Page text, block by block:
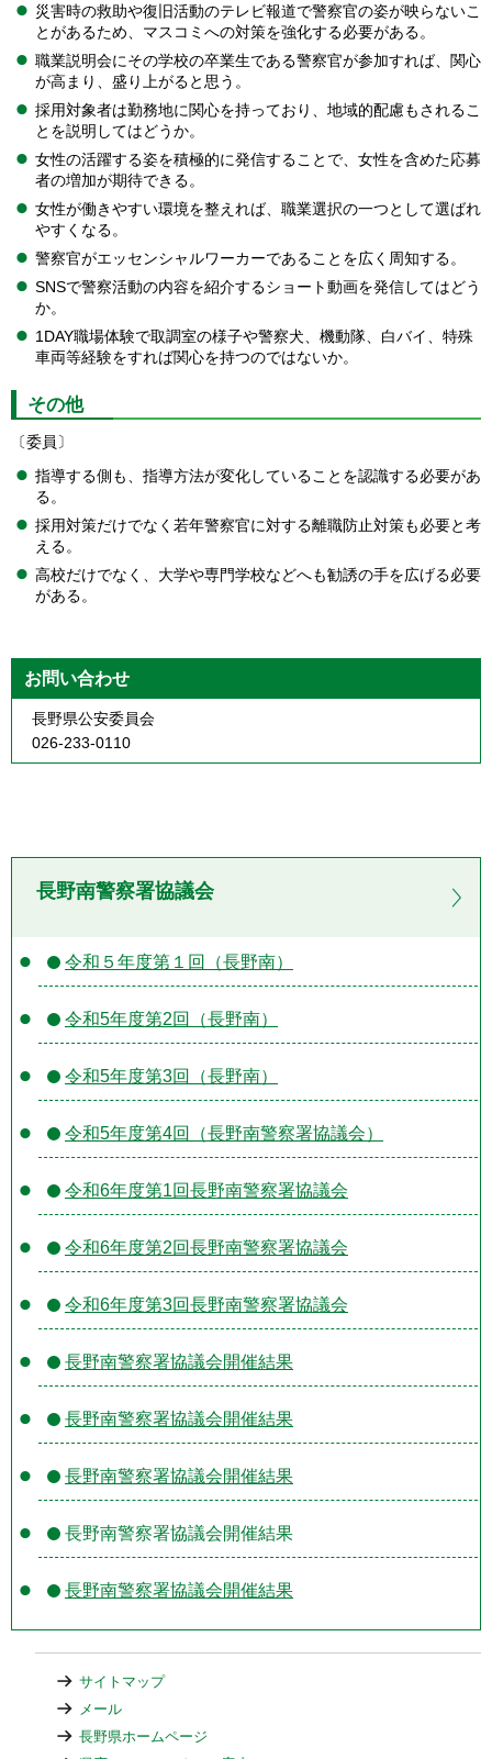
災害時の救助や復旧活動のテレビ報道で警察官の姿が映らないこ
とがあるため、マスコミへの対策を強化する必要がある。
職業説明会にその学校の卒業生である警察官が参加すれば、関心
が高まり、盛り上がると思う。
採用対象者は勤務地に関心を持っており、地域的配慮もされるこ
とを説明してはどうか。
女性の活躍する姿を積極的に発信することで、女性を含めた応募
者の増加が期待できる。
女性が働きやすい環境を整えれば、職業選択の一つとして選ばれ
やすくなる。
警察官がエッセンシャルワーカーであることを広く周知する。
SNSで警察活動の内容を紹介するショート動画を発信してはどう
か。
1DAY職場体験で取調室の様子や警察犬、機動隊、白バイ、特殊
車両等経験をすれば関心を持つのではないか。
その他
〔委員〕
指導する側も、指導方法が変化していることを認識する必要があ
る。
採用対策だけでなく若年警察官に対する離職防止対策も必要と考
える。
高校だけでなく、大学や専門学校などへも勧誘の手を広げる必要
がある。
お問い合わせ
長野県公安委員会
026-233-0110
長野南警察署協議会
令和５年度第１回（長野南）
令和5年度第2回（長野南）
令和5年度第3回（長野南）
令和5年度第4回（長野南警察署協議会）
令和6年度第1回長野南警察署協議会
令和6年度第2回長野南警察署協議会
令和6年度第3回長野南警察署協議会
長野南警察署協議会開催結果
長野南警察署協議会開催結果
長野南警察署協議会開催結果
長野南警察署協議会開催結果
長野南警察署協議会開催結果
サイトマップ
メール
長野県ホームページ